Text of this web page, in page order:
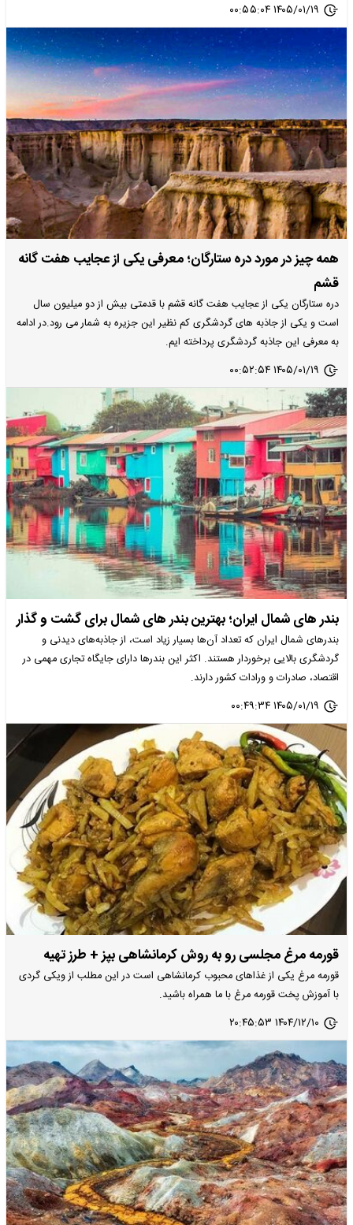
۱۴۰۵/۰۱/۱۹ ۰۰:۵۵:۰۴
همه چیز در مورد دره ستارگان؛ معرفی یکی از عجایب هفت گانه
قشم
دره ستارگان یکی از عجایب هفت گانه قشم با قدمتی بیش از دو میلیون سال
است و یکی از جاذبه های گردشگری کم نظیر این جزیره به شمار می رود.در ادامه
به معرفی این جاذبه گردشگری پرداخته ایم.
۱۴۰۵/۰۱/۱۹ ۰۰:۵۲:۵۴
بندر های شمال ایران؛ بهترین بندر های شمال برای گشت و گذار
بندرهای شمال ایران که تعداد آن‌ها بسیار زیاد است، از جاذبه‌های دیدنی و
گردشگری بالایی برخوردار هستند. اکثر این بندرها دارای جایگاه تجاری مهمی در
اقتصاد، صادرات و ورادات کشور دارند.
۱۴۰۵/۰۱/۱۹ ۰۰:۴۹:۳۴
قورمه مرغ مجلسی رو به روش کرمانشاهی بپز + طرز تهیه
قورمه مرغ یکی از غذاهای محبوب کرمانشاهی است در این مطلب از ویکی گردی
با آموزش پخت قورمه مرغ با ما همراه باشید.
۱۴۰۴/۱۲/۱۰ ۲۰:۴۵:۵۳